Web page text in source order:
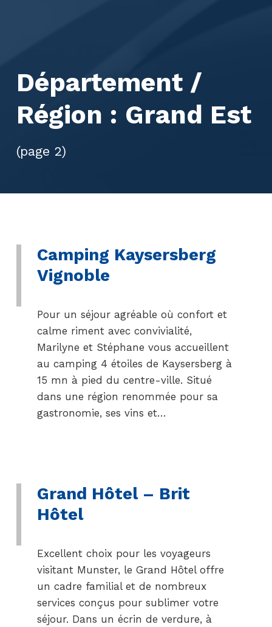
Département /
Région : Grand Est
(page 2)
Camping Kaysersberg
Vignoble
Pour un séjour agréable où confort et
calme riment avec convivialité,
Marilyne et Stéphane vous accueillent
au camping 4 étoiles de Kaysersberg à
15 mn à pied du centre-ville. Situé
dans une région renommée pour sa
gastronomie, ses vins et…
Grand Hôtel – Brit
Hôtel
Excellent choix pour les voyageurs
visitant Munster, le Grand Hôtel offre
un cadre familial et de nombreux
services conçus pour sublimer votre
séjour. Dans un écrin de verdure, à